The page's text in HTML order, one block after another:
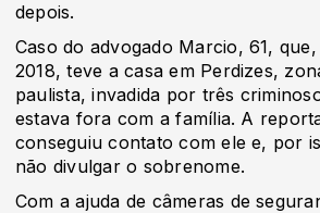
depois.
Caso do advogado Marcio, 61,
2018, teve a casa em Perdizes,
paulista, invadida por três
estava fora com a família. A
conseguiu contato com ele e, por
não divulgar o sobrenome.
Com a ajuda de câmeras de